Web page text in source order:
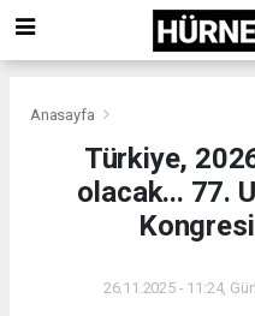
Anasayfa
Türkiye,
olacak... 77.
26.11.2025 - 11:24,